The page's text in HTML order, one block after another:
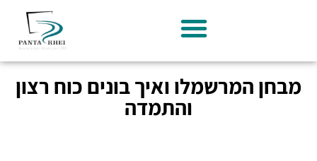
מבחן המרשמלו ואיך בונים כוח רצון
והתמדה